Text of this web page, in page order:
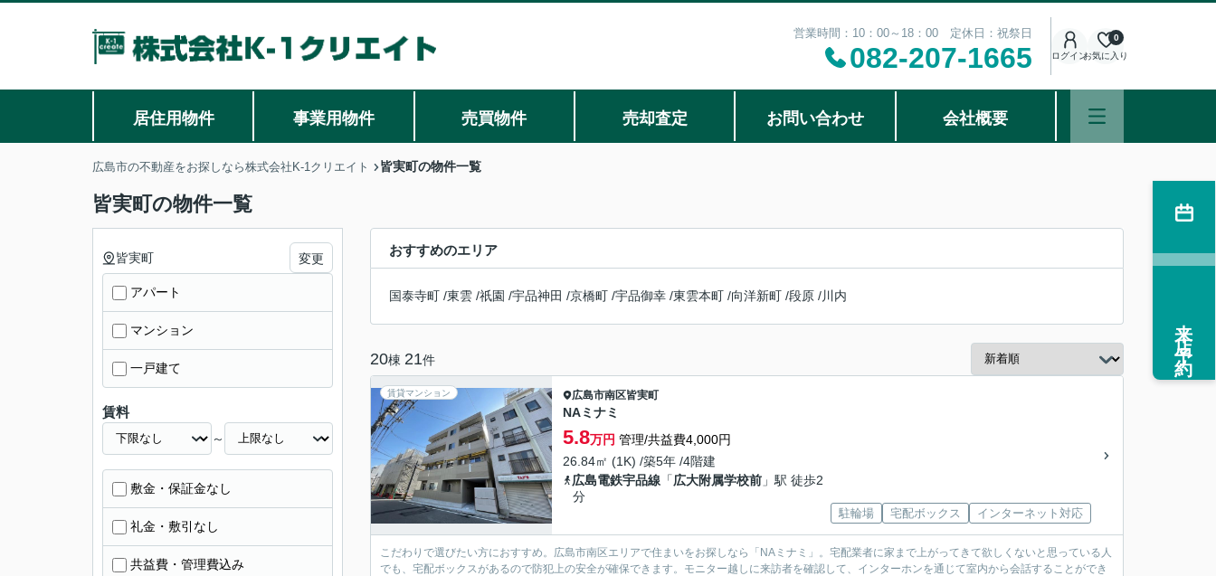
営業時間：10：00～18：00 定休日：祝祭日
082-207-1665 ログインお気に入り
0
居住用物件 事業用物件 売買物件 売却査定 お問い合わせ 会社概要
広島市の不動産をお探しなら株式会社K-1クリエイト 皆実町の物件一覧
皆実町の物件一覧
おすすめのエリア
国泰寺町 /東雲 /祇園 /宇品神田 /京橋町 /宇品御幸 /東雲本町 /向洋新町 /段原 /川内
20棟 21件
賃貸マンション 広島市南区皆実町
NAミナミ
5.8万円 管理/共益費4,000円
26.84㎡ (1K) /築5年 /4階建
広島電鉄宇品線 「広大附属学校前 」駅 徒歩2
分
駐輪場 宅配ボックス インターネット対応
こだわりで選びたい方におすすめ。広島市南区エリアで住まいをお探しなら「NAミナミ」。宅配業者に家まで上がってきて欲しくないと思っている人
でも、宅配ボックスがあるので防犯上の安全が確保できます。モニター越しに来訪者を確認して、インターホンを通じて室内から会話することができ
皆実町 変更
アパート
マンション
一戸建て
賃料
～
敷金・保証金なし
礼金・敷引なし
共益費・管理費込み
来店予約